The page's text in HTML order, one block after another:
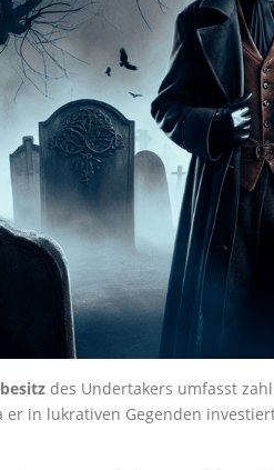
des Undertakers umfasst
er in lukrativen Gegenden